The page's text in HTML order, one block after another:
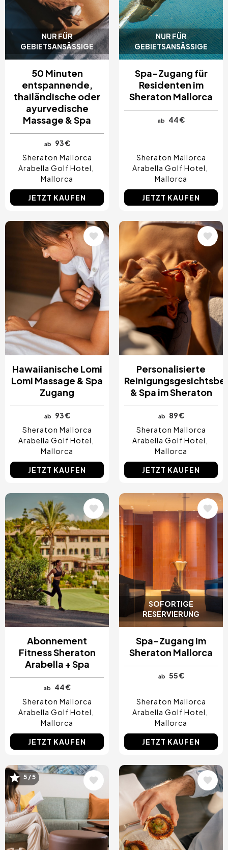
NUR FÜR
GEBIETSANSÄSSIGE
50 Minuten
entspannende,
thailändische oder
ayurvedische
Massage & Spa
ab
93 €
Sheraton Mallorca
Arabella Golf Hotel
Mallorca
JETZT KAUFEN
NUR FÜR
GEBIETSANSÄSSIGE
Spa-Zugang für
Residenten im
Sheraton Mallorca
ab 44 €
Sheraton Mallorca
Arabella Golf Hotel
Mallorca
JETZT KAUFEN
Bild
Hawaiianische Lomi
Lomi Massage & Spa
Zugang
ab
93 €
Sheraton Mallorca
Arabella Golf Hotel
Mallorca
JETZT KAUFEN
Bild
Personalisierte
& Spa im Sheraton
ab
89 €
Sheraton Mallorca
Arabella Golf Hotel
Mallorca
JETZT KAUFEN
Bild
Abonnement
Fitness Sheraton
Arabella + Spa
ab
44 €
Sheraton Mallorca
Arabella Golf Hotel
Mallorca
JETZT KAUFEN
SOFORTIGE
RESERVIERUNG
Bild
Spa-Zugang im
Sheraton Mallorca
ab 55 €
Sheraton Mallorca
Arabella Golf Hotel
Mallorca
JETZT KAUFEN
Bild5 / 5 Bild